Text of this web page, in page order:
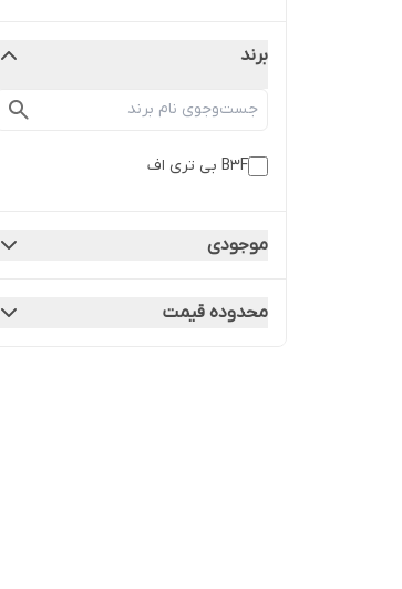
برند
B3F بی تری اف
موجودی
محدوده قیمت